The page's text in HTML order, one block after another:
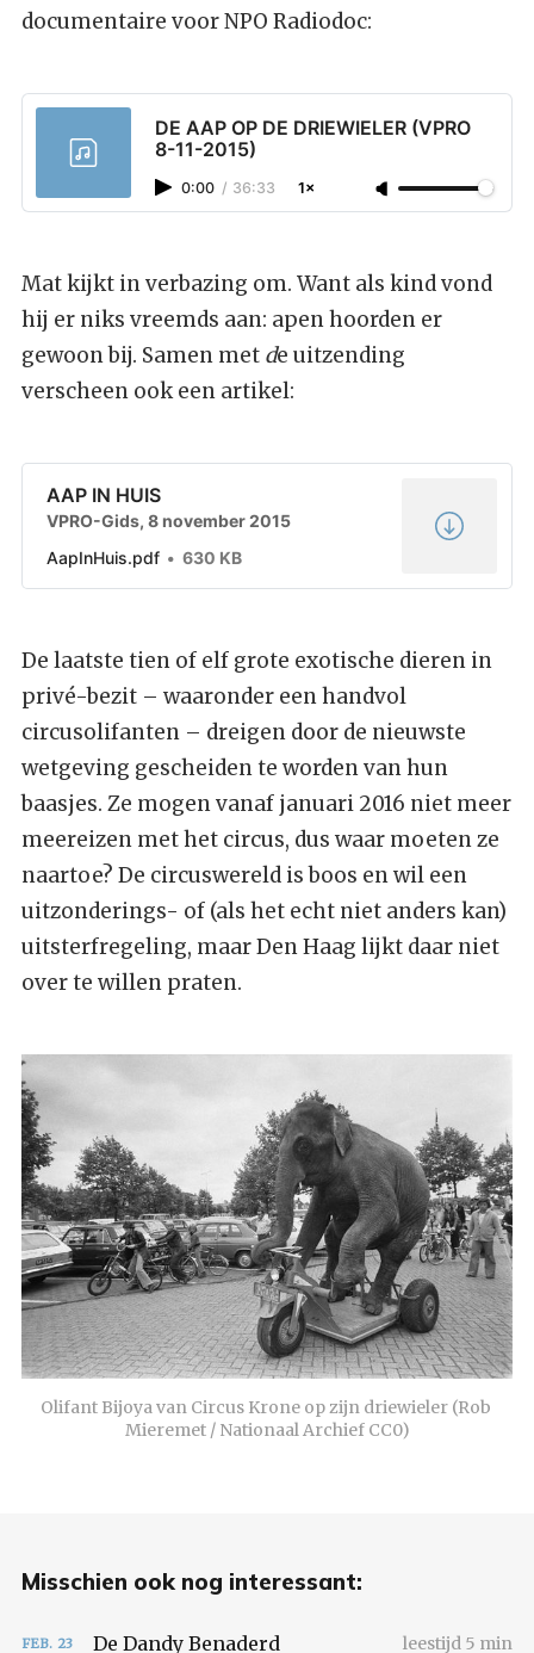
documentaire voor NPO Radiodoc:
DE AAP OP DE DRIEWIELER (VPRO
8-11-2015)
0:00 / 36:33 1×
Mat kijkt in verbazing om. Want als kind vond
hij er niks vreemds aan: apen hoorden er
gewoon bij. Samen met de uitzending
verscheen ook een artikel:
AAP IN HUIS
VPRO-Gids, 8 november 2015
AapInHuis.pdf
630 KB
De laatste tien of elf grote exotische dieren in
privé-bezit – waaronder een handvol
circusolifanten – dreigen door de nieuwste
wetgeving gescheiden te worden van hun
baasjes. Ze mogen vanaf januari 2016 niet meer
meereizen met het circus, dus waar moeten ze
naartoe? De circuswereld is boos en wil een
uitzonderings- of (als het echt niet anders kan)
uitsterfregeling, maar Den Haag lijkt daar niet
over te willen praten.
Olifant Bijoya van Circus Krone op zijn driewieler (Rob
Mieremet / Nationaal Archief CC0)
Misschien ook nog interessant:
FEB. 23 De Dandy Benaderd leestijd 5 min